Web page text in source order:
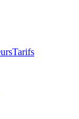
Tarifs